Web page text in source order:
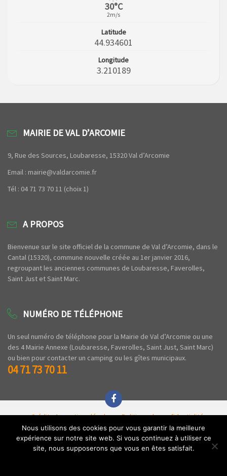
30°C
2m/s
Latitude
44.934601
Longitude
3.210189
MAIRIE DE VAL D’ARCOMIE
9, Rue des Sources, Loubaresse, 15320 Val d’Arcomie
Email : mairie@valdarcomie.fr
Tél : 04 71 73 70 11 (choix 1)
A PROPOS
Bienvenue sur le site officiel de la commune de Val d’Arcomie, dans le
Cantal (15320), commune nouvelle créée au 1er janvier 2016,
regroupant les anciennes communes de Loubaresse, Faverolles,
Saint Just et Saint Marc.
NUMÉRO DE TÉLÉPHONE
Un seul numéro de téléphone pour la Mairie de Val d’Arcomie ou une
des 4 Mairie Annexe (Loubaresse, Faverolles, Saint Just, Saint Marc)
ou bien pour contacter un camping ou les gîtes municipaux.
04 71 73 70 11
Crédits & mentions légales
Politique de confidentialité
Espace privé
Copyright © 2020 Commune de Val d'Arcomie - Tous droits réservés - Par l'Agence
Z'.
Nous utilisons des cookies pour vous garantir la meilleure
expérience sur notre site web. Si vous continuez à utiliser ce
site, nous supposerons que vous en êtes satisfait.